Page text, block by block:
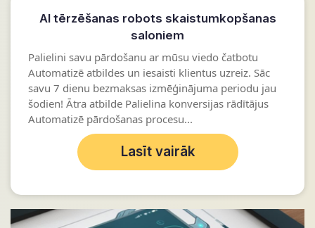
AI tērzēšanas robots skaistumkopšanas
saloniem
Palielini savu pārdošanu ar mūsu viedo čatbotu
Automatizē atbildes un iesaisti klientus uzreiz. Sāc
savu 7 dienu bezmaksas izmēģinājuma periodu jau
šodien! Ātra atbilde Palielina konversijas rādītājus
Automatizē pārdošanas procesu...
Lasīt vairāk